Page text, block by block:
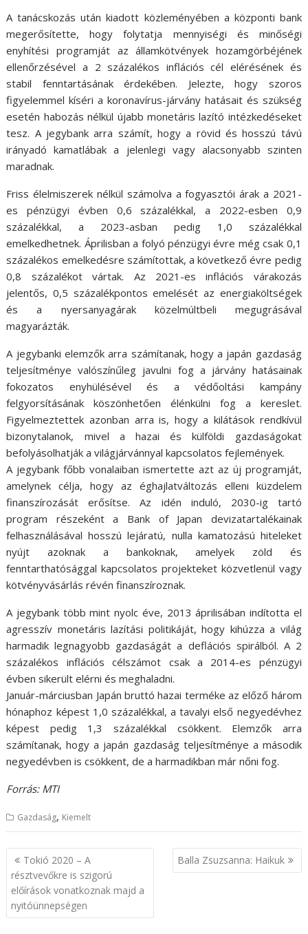
A tanácskozás után kiadott közleményében a központi bank
megerősítette, hogy folytatja mennyiségi és minőségi
enyhítési programját az államkötvények hozamgörbéjének
ellenőrzésével a 2 százalékos inflációs cél elérésének és
stabil fenntartásának érdekében. Jelezte, hogy szoros
figyelemmel kíséri a koronavírus-járvány hatásait és szükség
esetén habozás nélkül újabb monetáris lazító intézkedéseket
tesz. A jegybank arra számít, hogy a rövid és hosszú távú
irányadó kamatlábak a jelenlegi vagy alacsonyabb szinten
maradnak.
Friss élelmiszerek nélkül számolva a fogyasztói árak a 2021-
es pénzügyi évben 0,6 százalékkal, a 2022-esben 0,9
százalékkal, a 2023-asban pedig 1,0 százalékkal
emelkedhetnek. Áprilisban a folyó pénzügyi évre még csak 0,1
százalékos emelkedésre számítottak, a következő évre pedig
0,8 százalékot vártak. Az 2021-es inflációs várakozás
jelentős, 0,5 százalékpontos emelését az energiaköltségek
és a nyersanyagárak közelmúltbeli megugrásával
magyarázták.
A jegybanki elemzők arra számítanak, hogy a japán gazdaság
teljesítménye valószínűleg javulni fog a járvány hatásainak
fokozatos enyhülésével és a védőoltási kampány
felgyorsításának köszönhetően élénkülni fog a kereslet.
Figyelmeztettek azonban arra is, hogy a kilátások rendkívül
bizonytalanok, mivel a hazai és külföldi gazdaságokat
befolyásolhatják a világjárvánnyal kapcsolatos fejlemények.
A jegybank főbb vonalaiban ismertette azt az új programját,
amelynek célja, hogy az éghajlatváltozás elleni küzdelem
finanszírozását erősítse. Az idén induló, 2030-ig tartó
program részeként a Bank of Japan devizatartalékainak
felhasználásával hosszú lejáratú, nulla kamatozású hiteleket
nyújt azoknak a bankoknak, amelyek zöld és
fenntarthatósággal kapcsolatos projekteket közvetlenül vagy
kötvényvásárlás révén finanszíroznak.
A jegybank több mint nyolc éve, 2013 áprilisában indította el
agresszív monetáris lazítási politikáját, hogy kihúzza a világ
harmadik legnagyobb gazdaságát a deflációs spirálból. A 2
százalékos inflációs célszámot csak a 2014-es pénzügyi
évben sikerült elérni és meghaladni.
Január-márciusban Japán bruttó hazai terméke az előző három
hónaphoz képest 1,0 százalékkal, a tavalyi első negyedévhez
képest pedig 1,3 százalékkal csökkent. Elemzők arra
számítanak, hogy a japán gazdaság teljesítménye a második
negyedévben is csökkent, de a harmadikban már nőni fog.
Forrás: MTI
Gazdaság, Kiemelt
B
e
e
Tokió 2020 – A
résztvevőkre is szigorú
előírások vonatkoznak majd a
nyitóünnepségen
Balla Zsuzsanna: Haikuk